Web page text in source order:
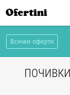
Ofertini
Всички оферти